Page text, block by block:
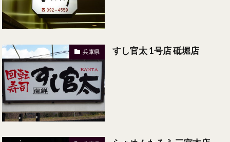
兵庫県 すし官太 1号店 砥堀店